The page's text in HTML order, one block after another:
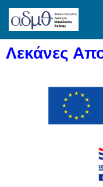
Skip
to
content
Λεκάνες